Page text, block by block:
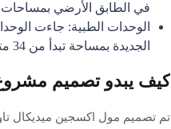
في الطابق الأرضي بمساحات تبدأ من
الوحدات الطبية: جاءت
الجديدة بمساحة تبدأ من 34 متر مربع.
كيف يبدو تصميم مشروع
تم تصميم مول اكسجين ميديكال